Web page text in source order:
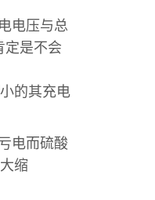
电压与总
是不会
的其充电
电而硫酸
缩